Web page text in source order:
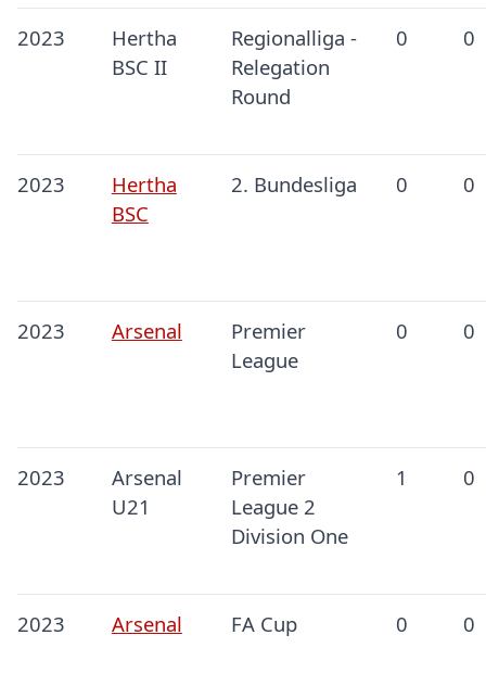
2023
Hertha
BSC II
Regionalliga -
Relegation
Round
0 0
2023
Hertha
BSC
2. Bundesliga 0 0
2023 Arsenal
Premier
League
0 0
2023
Arsenal
U21
Premier
League 2
Division One
1 0
2023 Arsenal FA Cup 0 0